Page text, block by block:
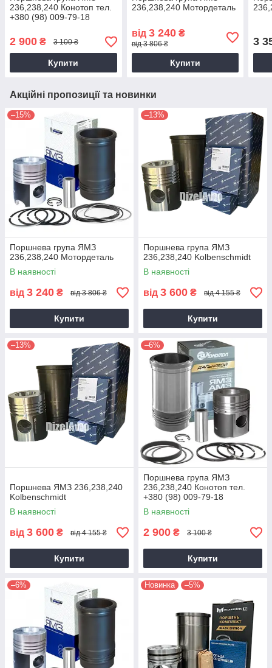
236,238,240 Конотоп тел.
+380 (98) 009-79-18
2 900 ₴ 3 100 ₴
Купити
236,238,240 Мотордеталь
від 3 240₴
від 3 806 ₴
Купити
3
Акційні пропозиції та новинки
–15%
Поршнева група ЯМЗ
236,238,240 Мотордеталь
В наявності
від 3 240 ₴ від 3 806 ₴
Купити
–13%
Поршнева група ЯМЗ
236,238,240 Kolbenschmidt
В наявності
від 3 600 ₴ від 4 155 ₴
Купити
–13%
Поршнева ЯМЗ 236,238,240
Kolbenschmidt
В наявності
від 3 600 ₴ від 4 155 ₴
Купити
–6%
Поршнева група ЯМЗ
236,238,240 Конотоп тел.
+380 (98) 009-79-18
В наявності
2 900 ₴ 3 100 ₴
Купити
–6% Новинка –5%